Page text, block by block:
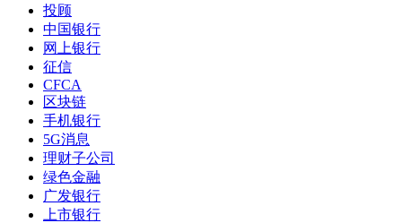
投顾
中国银行
网上银行
征信
CFCA
区块链
手机银行
5G消息
理财子公司
绿色金融
广发银行
上市银行